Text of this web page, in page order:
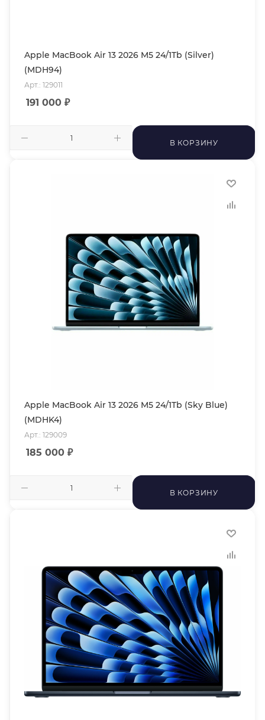
Apple MacBook Air 13 2026 M5 24/1Tb (Silver)
(MDH94)
Арт.: 129011
191 000 ₽
В КОРЗИНУ
Apple MacBook Air 13 2026 M5 24/1Tb (Sky Blue)
(MDHK4)
Арт.: 129009
185 000 ₽
В КОРЗИНУ